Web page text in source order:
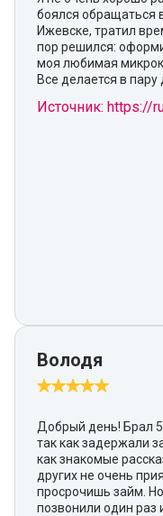
боялся обращаться
Ижевске, тратил
пор решился:
моя любимая
Все делается в пару
Источник: https://
Володя
Добрый день! Брал
так как задержали
как знакомые
других не очень
просрочишь займ.
позвонили один раз